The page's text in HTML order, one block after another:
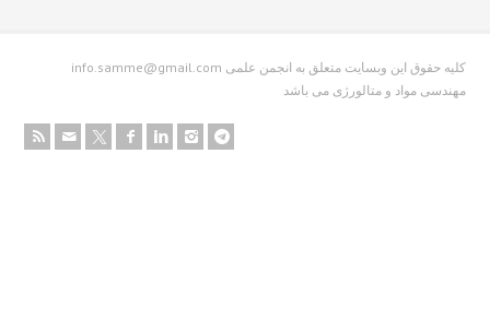
info.samme@gmail.com کلیه حقوق این وبسایت متعلق به انجمن علمی
مواد و متالورژی می باشد